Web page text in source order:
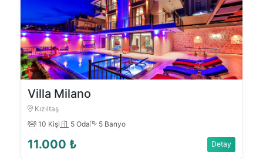
Villa Milano
Kızıltaş
10 Kişi
5 Oda 5 Banyo
11.000 ₺ Detay